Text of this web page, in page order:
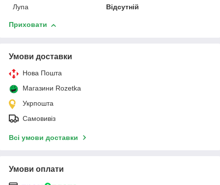
Лупа
Відсутній
Приховати
Умови доставки
Нова Пошта
Магазини Rozetka
Укрпошта
Самовивіз
Всі умови доставки
Умови оплати